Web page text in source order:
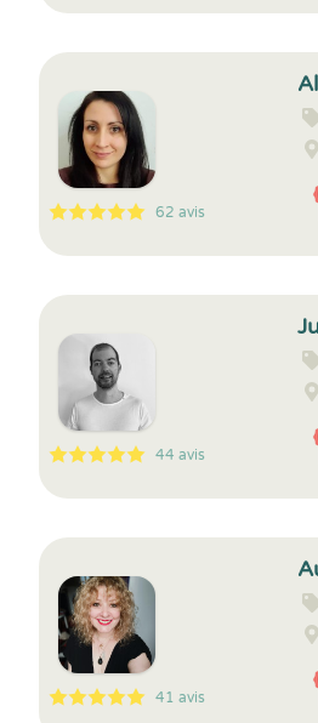
5
1
5
62 62 avis
5
1
5
44 44 avis
5
1
5
41 41 avis